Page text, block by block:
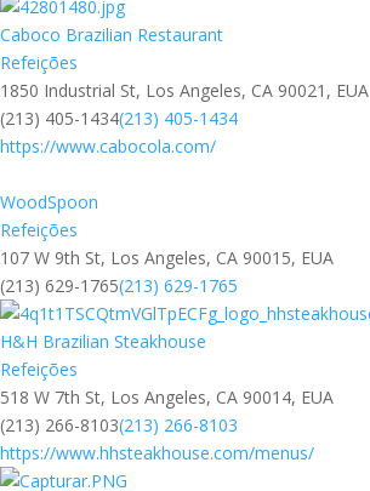
Caboco Brazilian Restaurant
Refeições
1850 Industrial St, Los Angeles, CA 90021, EUA
(213) 405-1434(213) 405-1434
https://www.cabocola.com/
WoodSpoon
Refeições
107 W 9th St, Los Angeles, CA 90015, EUA
(213) 629-1765(213) 629-1765
H&H Brazilian Steakhouse
Refeições
518 W 7th St, Los Angeles, CA 90014, EUA
(213) 266-8103(213) 266-8103
https://www.hhsteakhouse.com/menus/